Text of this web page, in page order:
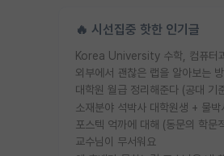
🔥 시선집중 핫한 인기글
외부에서 괜찮은 랩을 알아보는
대학원 월급 정리해준다 (공대 기
소재분야 석박사 대학원생 + 물박
교수님이 무서워요